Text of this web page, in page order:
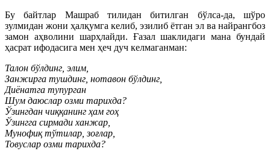
Бу байтлар Машраб тилидан битилган бўлса-да, шўро
зулмидан жони ҳалқумга келиб, эзилиб ётган эл ва найрангбоз
замон аҳволини шарҳлайди. Ғазал шаклидаги мана бундай
ҳасрат ифодасига мен ҳеч дуч келмаганман:
Талон бўлдинг, элим,
Занжирга тушдинг, нотавон бўлдинг,
Диёнатга тупурган
Шум даюслар озми тарихда?
Ўзингдан чиққанинг ҳам гоҳ
Ўзингга сирмади ханжар,
Мунофиқ тўтилар, зоғлар,
Товуслар озми тарихда?